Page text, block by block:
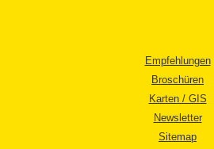
Empfehlungen
Broschüren
Karten / GIS
Newsletter
Sitemap